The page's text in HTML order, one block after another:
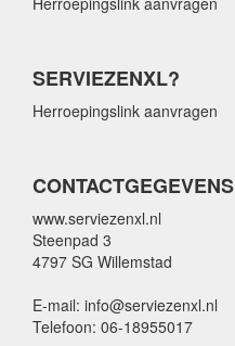
SERVIEZENXL?
Herroepingslink aanvragen
CONTACTGEGEVENS
www.serviezenxl.nl
Steenpad 3
4797 SG Willemstad
E-mail: info@serviezenxl.nl
Telefoon: 06-18955017